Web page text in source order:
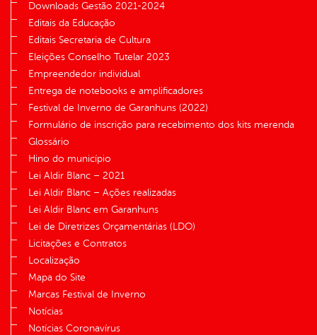
Downloads Gestão 2021-2024
Editais da Educação
Editais Secretaria de Cultura
Eleições Conselho Tutelar 2023
Empreendedor individual
Entrega de notebooks e amplificadores
Festival de Inverno de Garanhuns (2022)
Formulário de inscrição para recebimento dos kits merenda
Glossário
Hino do município
Lei Aldir Blanc – 2021
Lei Aldir Blanc – Ações realizadas
Lei Aldir Blanc em Garanhuns
Lei de Diretrizes Orçamentárias (LDO)
Licitações e Contratos
Localização
Mapa do Site
Marcas Festival de Inverno
Notícias
Notícias Coronavírus